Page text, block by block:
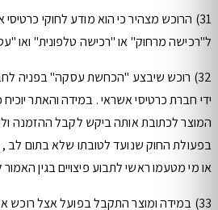
31) הרוכש מצהיר כי הוא מודע לחוקי
ל"רכישה מרחוק" או "רכישה טלפונית" ואו
32) רוכש שיבצע "הכחשת עסקה" בפניה
ידי חברת כרטיסי אשראי . במידה והאתר
המוצר לכתובת אותה ביקש לקבל ההזמנה
בפעולת החוק שנועד לטובתו שלא בתום לב
או מי מטעמו ראשי לתבוע פיצויים בגין
33) במידה ומוצר התקבל בפועל אצל רוכש